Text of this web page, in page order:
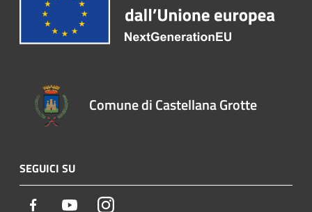
Comune di Castellana Grotte
SEGUICI SU
Facebook YoutubeInstagram